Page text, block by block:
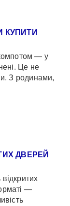
КУПИТИ
— у
Це не
З родинами,
ДВЕРЕЙ
—